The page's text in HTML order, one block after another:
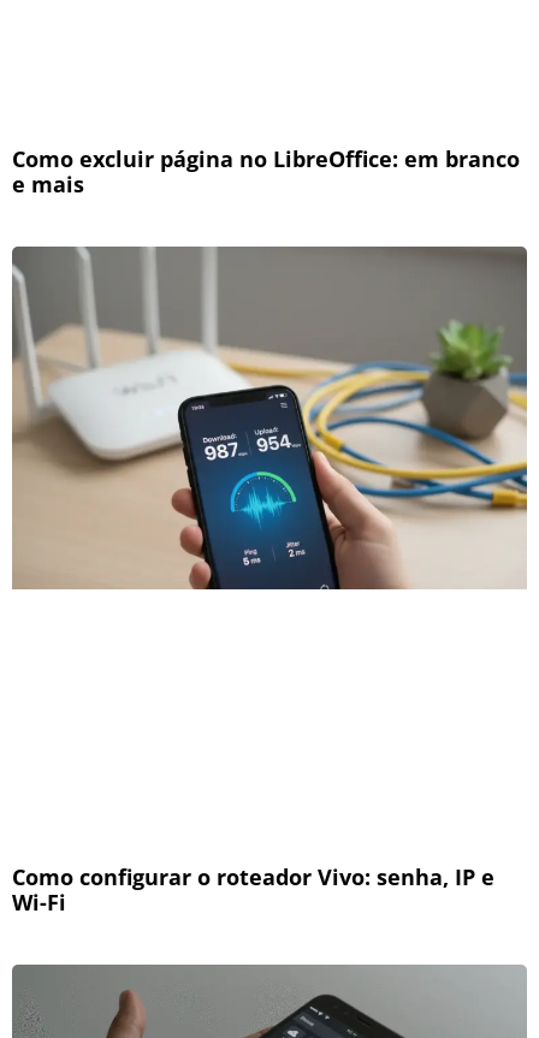
Como excluir página no LibreOffice: em branco
e mais
Como configurar o roteador Vivo: senha, IP e
Wi-Fi